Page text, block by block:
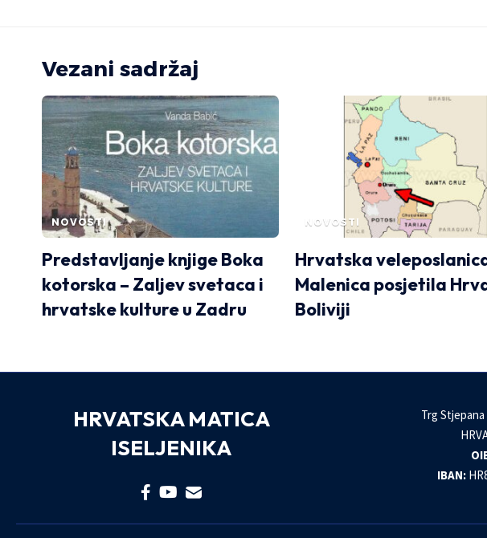
Vezani sadržaj
NOVOSTI
Predstavljanje knjige Boka
kotorska – Zaljev svetaca i
hrvatske kulture u Zadru
NOVOSTI
Hrvatska
Malenica posjetila
Boliviji
HRVATSKA MATICA
ISELJENIKA
Trg Stjepana
IBAN: